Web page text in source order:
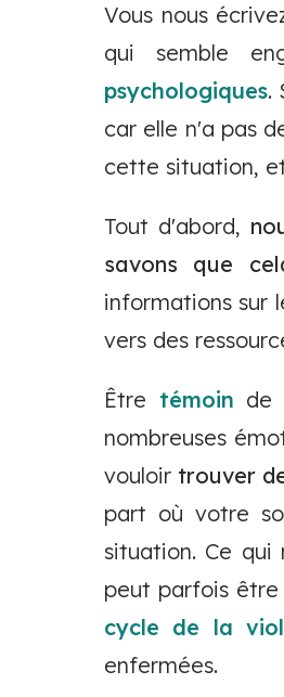
Vous nous
qui semble
psychologiques.
car elle n'a pas
cette situation,
Tout d'abord,
savons que
informations sur
vers des
Être témoin de
nombreuses
vouloir trouver
part où votre
situation. Ce qui
peut parfois être
cycle de la
enfermées.